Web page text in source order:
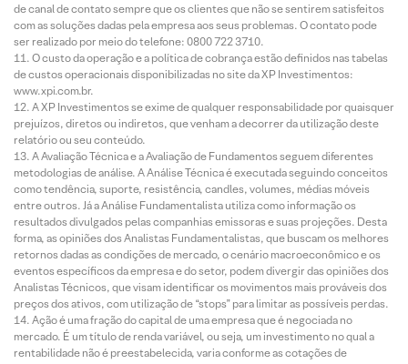
de canal de contato sempre que os clientes que não se sentirem satisfeitos
com as soluções dadas pela empresa aos seus problemas. O contato pode
ser realizado por meio do telefone: 0800 722 3710.
O custo da operação e a política de cobrança estão definidos nas tabelas
de custos operacionais disponibilizadas no site da XP Investimentos:
www.xpi.com.br.
A XP Investimentos se exime de qualquer responsabilidade por quaisquer
prejuízos, diretos ou indiretos, que venham a decorrer da utilização deste
relatório ou seu conteúdo.
A Avaliação Técnica e a Avaliação de Fundamentos seguem diferentes
metodologias de análise. A Análise Técnica é executada seguindo conceitos
como tendência, suporte, resistência, candles, volumes, médias móveis
entre outros. Já a Análise Fundamentalista utiliza como informação os
resultados divulgados pelas companhias emissoras e suas projeções. Desta
forma, as opiniões dos Analistas Fundamentalistas, que buscam os melhores
retornos dadas as condições de mercado, o cenário macroeconômico e os
eventos específicos da empresa e do setor, podem divergir das opiniões dos
Analistas Técnicos, que visam identificar os movimentos mais prováveis dos
preços dos ativos, com utilização de “stops” para limitar as possíveis perdas.
Ação é uma fração do capital de uma empresa que é negociada no
mercado. É um título de renda variável, ou seja, um investimento no qual a
rentabilidade não é preestabelecida, varia conforme as cotações de